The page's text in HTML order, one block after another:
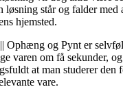
løsning står og falder med
hjemsted.
Ophæng og Pynt er
varen om få sekunder,
at man studerer den
vare.